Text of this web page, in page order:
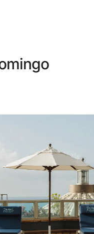
Hai dimenticato la password?
o usa una di queste opzioni
Entra con Google
Accedere solo con l’email